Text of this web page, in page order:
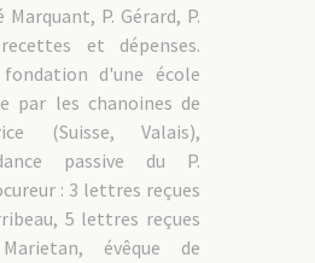
Marquant, P. Gérard, P.
et dépenses.
d'une école
par les chanoines de
(Suisse, Valais),
passive du P.
: 3 lettres reçues
5 lettres reçues
évêque de